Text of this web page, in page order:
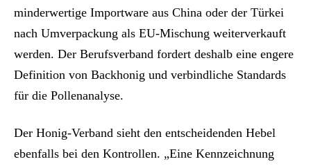
minderwertige Importware aus China oder der Türkei
nach Umverpackung als EU-Mischung weiterverkauft
werden. Der Berufsverband fordert deshalb eine engere
Definition von Backhonig und verbindliche Standards
für die Pollenanalyse.
Der Honig-Verband sieht den entscheidenden Hebel
ebenfalls bei den Kontrollen. „Eine Kennzeichnung